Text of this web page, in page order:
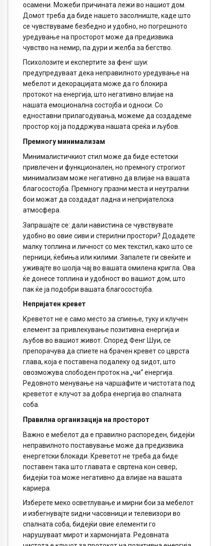
осамени. Можеби причината лежи во нашиот дом.
Домот треба да биде нашето засолниште, каде што
се чувствуваме безбедно и удобно, но погрешното
уредување на просторот може да предизвика
чувство на немир, па дури и желба за бегство.
Психолозите и експертите за фенг шуи:
предупредуваат дека неправилното уредување на
мебелот и декорацијата може да го блокира
протокот на енергија, што негативно влијае на
нашата емоционална состојба и односи. Со
едноставни прилагодувања, можеме да создадеме
простор кој ја поддржува нашата среќа и љубов.
Премногу минимализам
Минималистичкиот стил може да биде естетски
привлечен и функционален, но премногу строгиот
минимализам може негативно да влијае на вашата
благосостојба. Премногу празни места и неутрални
бои можат да создадат ладна и непријателска
атмосфера.
Запрашајте се: дали навистина се чувствувате
удобно во овие сиви и стерилни простори? Додадете
малку топлина и личност со мек текстил, како што се
перници, ќебиња или килими. Запалете ги свеќите и
уживајте во шолја чај во вашата омилена кригла. Ова
ќе донесе топлина и удобност во вашиот дом, што
пак ќе ја подобри вашата благосостојба.
Непријатен кревет
Креветот не е само место за спиење, туку и клучен
елемент за привлекување позитивна енергија и
љубов во вашиот живот. Според Фенг Шуи, се
препорачува да спиете на брачен кревет со цврста
глава, која е поставена подалеку од ѕидот, што
овозможува слободен проток на „чи“ енергија.
Редовното менување на чаршафите и чистотата под
креветот е клучот за добра енергија во спалната
соба.
Правилна организација на просторот
Важно е мебелот да е правилно распореден, бидејќи
неправилното поставување може да предизвика
енергетски блокади. Креветот не треба да биде
поставен така што главата е свртена кон север,
бидејќи тоа може негативно да влијае на вашата
кариера.
Изберете меко осветлување и мирни бои за мебелот
и избегнувајте ѕидни часовници и телевизори во
спалната соба, бидејќи овие елементи го
нарушуваат мирот и хармонијата. Редовната